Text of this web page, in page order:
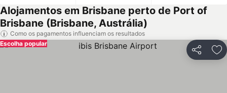
Alojamentos em Brisbane perto de Port of
Brisbane (Brisbane, Austrália)
Como os pagamentos influenciam os resultados
Partilhar
Escolha popular